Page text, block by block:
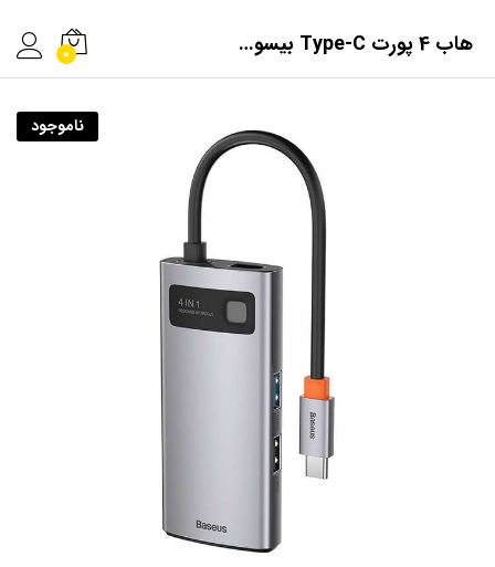
هاب 4 پورت Type-C بیسوس مدل CAHUB-CY0G 0
ناموجود